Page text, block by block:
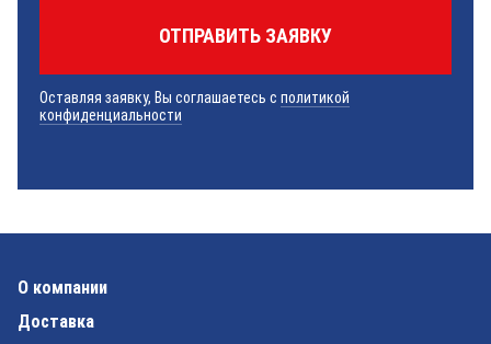
Оставляя заявку, Вы соглашаетесь с политикой
конфиденциальности
О компании
Доставка